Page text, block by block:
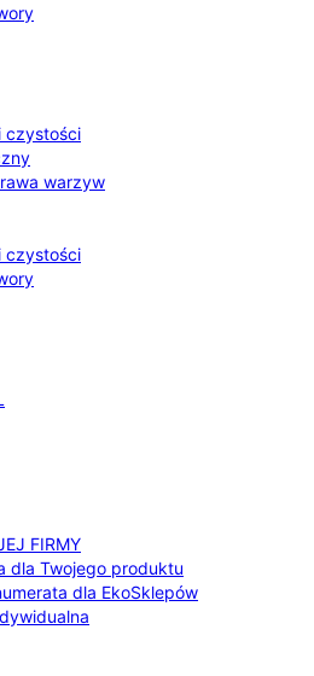
czystości
warzyw
czystości
FIRMY
dla Twojego produktu
dla EkoSklepów